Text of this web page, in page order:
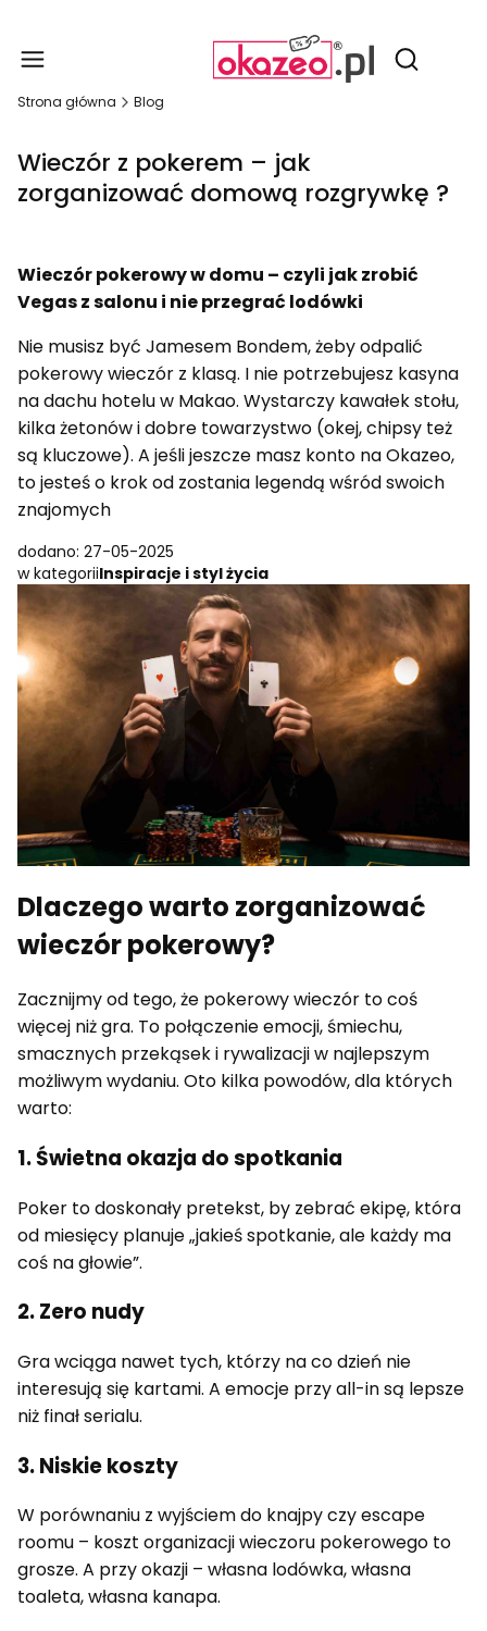
Otwórz
Strona główna Blog
Wieczór z pokerem – jak
zorganizować domową rozgrywkę ?
Wieczór pokerowy w domu – czyli jak zrobić
Vegas z salonu i nie przegrać lodówki
Nie musisz być Jamesem Bondem, żeby odpalić
pokerowy wieczór z klasą. I nie potrzebujesz kasyna
na dachu hotelu w Makao. Wystarczy kawałek stołu,
kilka żetonów i dobre towarzystwo (okej, chipsy też
są kluczowe). A jeśli jeszcze masz konto na Okazeo,
to jesteś o krok od zostania legendą wśród swoich
znajomych
dodano: 27-05-2025
w kategoriiInspiracje i styl życia
Dlaczego warto zorganizować
wieczór pokerowy?
Zacznijmy od tego, że pokerowy wieczór to coś
więcej niż gra. To połączenie emocji, śmiechu,
smacznych przekąsek i rywalizacji w najlepszym
możliwym wydaniu. Oto kilka powodów, dla których
warto:
1. Świetna okazja do spotkania
Poker to doskonały pretekst, by zebrać ekipę, która
od miesięcy planuje „jakieś spotkanie, ale każdy ma
coś na głowie”.
2. Zero nudy
Gra wciąga nawet tych, którzy na co dzień nie
interesują się kartami. A emocje przy all-in są lepsze
niż finał serialu.
3. Niskie koszty
W porównaniu z wyjściem do knajpy czy escape
roomu – koszt organizacji wieczoru pokerowego to
grosze. A przy okazji – własna lodówka, własna
toaleta, własna kanapa.